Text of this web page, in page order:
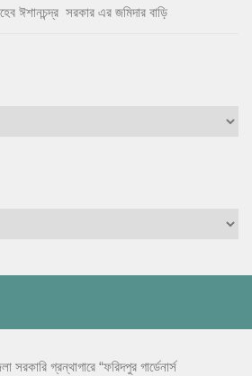
ঈশানচন্দ্র সরকার এর জমিদার বাড়ি
সরকারি গ্রন্থাগারে “ফরিদপুর গার্ডেনার্স